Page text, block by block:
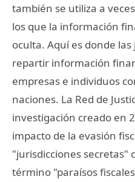
también se utiliza a
los que la información
oculta. Aquí es donde
repartir información
empresas e individuos
naciones. La Red de
investigación creado en
impacto de la evasión
"jurisdicciones secretas"
término "paraísos